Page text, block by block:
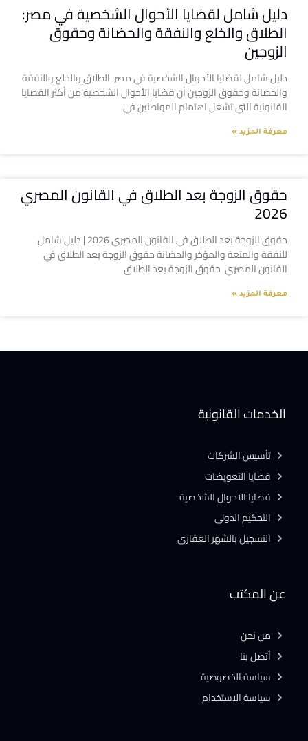
دليل شامل لقضايا الأحوال الشخصية في مصر:
الطلاق والخلع والنفقة والحضانة وحقوق
الزوجين
دليل شامل لقضايا الأحوال الشخصية في مصر: الطلاق والخلع والنفقة
والحضانة وحقوق الزوجين أن قضايا الأحوال الشخصية من أكثر القضايا
القانونية التي تشغل اهتمام المواطنين في
معرفة المزيد »
حقوق الزوجة بعد الطلاق في القانون المصري
2026
حقوق الزوجة بعد الطلاق في القانون المصري 2026 | دليل شامل
للنفقة والمتعة والمؤخر والحضانة حقوق الزوجة بعد الطلاق في
القانون المصري حقوق الزوجة بعد الطلاق
معرفة المزيد »
عن المكتب
من نحن
أتصل بنا
سياسة الخصوصية
سياسة الاستخدام
الخدمات القانونية
تأسيس الشركات
قضايا التعويضات
قضايا الاحوال الشخصية
التحكيم الدولى
التسجيل بالشهر العقارى